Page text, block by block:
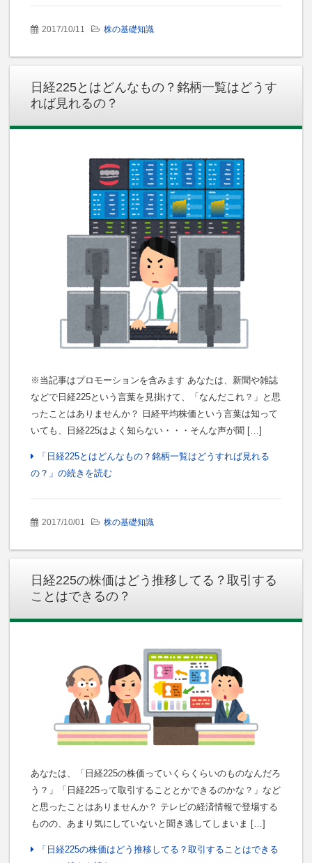
2017/10/11 株の基礎知識
日経225とはどんなもの？銘柄一覧はどうす
れば見れるの？
※当記事はプロモーションを含みます あなたは、新聞や雑誌
などで日経225という言葉を見掛けて、「なんだこれ？」と思
ったことはありませんか？ 日経平均株価という言葉は知って
いても、日経225はよく知らない・・・そんな声が聞 […]
「日経225とはどんなもの？銘柄一覧はどうすれば見れる
の？」の続きを読む
2017/10/01 株の基礎知識
日経225の株価はどう推移してる？取引する
ことはできるの？
あなたは、「日経225の株価っていくらくらいのものなんだろ
う？」「日経225って取引することとかできるのかな？」など
と思ったことはありませんか？ テレビの経済情報で登場する
ものの、あまり気にしていないと聞き逃してしまいま […]
「日経225の株価はどう推移してる？取引することはできる